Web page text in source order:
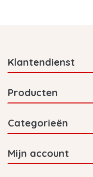
Klantendienst
Producten
Categorieën
Mijn account